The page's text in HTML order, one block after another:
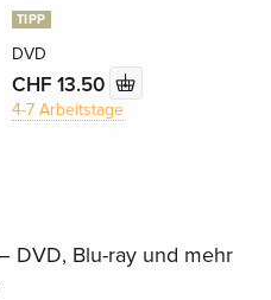
TIPP
DVD
CHF 13.50
4-7 Arbeitstage
DVD, Blu-ray und mehr